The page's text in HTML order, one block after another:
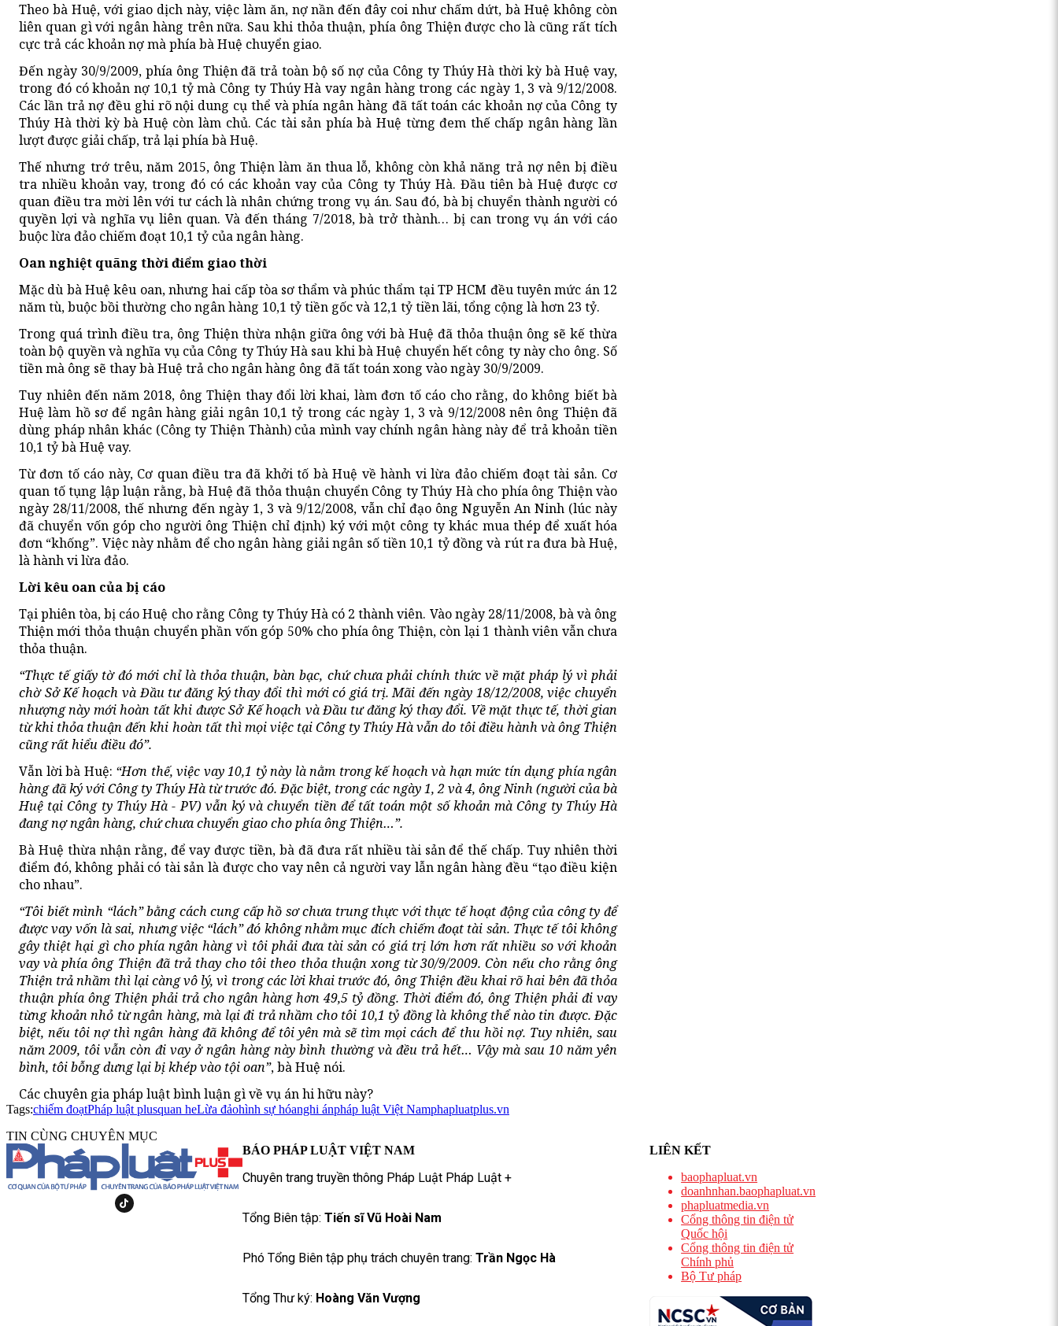
Theo bà Huệ, với giao dịch này, việc làm ăn, nợ nần đến đây coi như chấm dứt, bà Huệ không còn
liên quan gì với ngân hàng trên nữa. Sau khi thỏa thuận, phía ông Thiện được cho là cũng rất tích
cực trả các khoản nợ mà phía bà Huệ chuyển giao.
Đến ngày 30/9/2009, phía ông Thiện đã trả toàn bộ số nợ của Công ty Thúy Hà thời kỳ bà Huệ vay,
trong đó có khoản nợ 10,1 tỷ mà Công ty Thúy Hà vay ngân hàng trong các ngày 1, 3 và 9/12/2008.
Các lần trả nợ đều ghi rõ nội dung cụ thể và phía ngân hàng đã tất toán các khoản nợ của Công ty
Thúy Hà thời kỳ bà Huệ còn làm chủ. Các tài sản phía bà Huệ từng đem thế chấp ngân hàng lần
lượt được giải chấp, trả lại phía bà Huệ.
Thế nhưng trớ trêu, năm 2015, ông Thiện làm ăn thua lỗ, không còn khả năng trả nợ nên bị điều
tra nhiều khoản vay, trong đó có các khoản vay của Công ty Thúy Hà. Đầu tiên bà Huệ được cơ
quan điều tra mời lên với tư cách là nhân chứng trong vụ án. Sau đó, bà bị chuyển thành người có
quyền lợi và nghĩa vụ liên quan. Và đến tháng 7/2018, bà trở thành… bị can trong vụ án với cáo
buộc lừa đảo chiếm đoạt 10,1 tỷ của ngân hàng.
Oan nghiệt quãng thời điểm giao thời
Mặc dù bà Huệ kêu oan, nhưng hai cấp tòa sơ thẩm và phúc thẩm tại TP HCM đều tuyên mức án 12
năm tù, buộc bồi thường cho ngân hàng 10,1 tỷ tiền gốc và 12,1 tỷ tiền lãi, tổng cộng là hơn 23 tỷ.
Trong quá trình điều tra, ông Thiện thừa nhận giữa ông với bà Huệ đã thỏa thuận ông sẽ kế thừa
toàn bộ quyền và nghĩa vụ của Công ty Thúy Hà sau khi bà Huệ chuyển hết công ty này cho ông. Số
tiền mà ông sẽ thay bà Huệ trả cho ngân hàng ông đã tất toán xong vào ngày 30/9/2009.
Tuy nhiên đến năm 2018, ông Thiện thay đổi lời khai, làm đơn tố cáo cho rằng, do không biết bà
Huệ làm hồ sơ để ngân hàng giải ngân 10,1 tỷ trong các ngày 1, 3 và 9/12/2008 nên ông Thiện đã
dùng pháp nhân khác (Công ty Thiện Thành) của mình vay chính ngân hàng này để trả khoản tiền
10,1 tỷ bà Huệ vay.
Từ đơn tố cáo này, Cơ quan điều tra đã khởi tố bà Huệ về hành vi lừa đảo chiếm đoạt tài sản. Cơ
quan tố tụng lập luận rằng, bà Huệ đã thỏa thuận chuyển Công ty Thúy Hà cho phía ông Thiện vào
ngày 28/11/2008, thế nhưng đến ngày 1, 3 và 9/12/2008, vẫn chỉ đạo ông Nguyễn An Ninh (lúc này
đã chuyển vốn góp cho người ông Thiện chỉ định) ký với một công ty khác mua thép để xuất hóa
đơn “khống”. Việc này nhằm để cho ngân hàng giải ngân số tiền 10,1 tỷ đồng và rút ra đưa bà Huệ,
là hành vi lừa đảo.
Lời kêu oan của bị cáo
Tại phiên tòa, bị cáo Huệ cho rằng Công ty Thúy Hà có 2 thành viên. Vào ngày 28/11/2008, bà và ông
Thiện mới thỏa thuận chuyển phần vốn góp 50% cho phía ông Thiện, còn lại 1 thành viên vẫn chưa
thỏa thuận.
“Thực tế giấy tờ đó mới chỉ là thỏa thuận, bàn bạc, chứ chưa phải chính thức về mặt pháp lý vì phải
chờ Sở Kế hoạch và Đầu tư đăng ký thay đổi thì mới có giá trị. Mãi đến ngày 18/12/2008, việc chuyển
nhượng này mới hoàn tất khi được Sở Kế hoạch và Đầu tư đăng ký thay đổi. Về mặt thực tế, thời gian
từ khi thỏa thuận đến khi hoàn tất thì mọi việc tại Công ty Thúy Hà vẫn do tôi điều hành và ông Thiện
cũng rất hiểu điều đó”.
Vẫn lời bà Huệ: “Hơn thế, việc vay 10,1 tỷ này là nằm trong kế hoạch và hạn mức tín dụng phía ngân
hàng đã ký với Công ty Thúy Hà từ trước đó. Đặc biệt, trong các ngày 1, 2 và 4, ông Ninh (người của bà
Huệ tại Công ty Thúy Hà - PV) vẫn ký và chuyển tiền để tất toán một số khoản mà Công ty Thúy Hà
đang nợ ngân hàng, chứ chưa chuyển giao cho phía ông Thiện…”.
Bà Huệ thừa nhận rằng, để vay được tiền, bà đã đưa rất nhiều tài sản để thế chấp. Tuy nhiên thời
điểm đó, không phải có tài sản là được cho vay nên cả người vay lẫn ngân hàng đều “tạo điều kiện
cho nhau”.
“Tôi biết mình “lách” bằng cách cung cấp hồ sơ chưa trung thực với thực tế hoạt động của công ty để
được vay vốn là sai, nhưng việc “lách” đó không nhằm mục đích chiếm đoạt tài sản. Thực tế tôi không
gây thiệt hại gì cho phía ngân hàng vì tôi phải đưa tài sản có giá trị lớn hơn rất nhiều so với khoản
vay và phía ông Thiện đã trả thay cho tôi theo thỏa thuận xong từ 30/9/2009. Còn nếu cho rằng ông
Thiện trả nhầm thì lại càng vô lý, vì trong các lời khai trước đó, ông Thiện đều khai rõ hai bên đã thỏa
thuận phía ông Thiện phải trả cho ngân hàng hơn 49,5 tỷ đồng. Thời điểm đó, ông Thiện phải đi vay
từng khoản nhỏ từ ngân hàng, mà lại đi trả nhầm cho tôi 10,1 tỷ đồng là không thể nào tin được. Đặc
biệt, nếu tôi nợ thì ngân hàng đã không để tôi yên mà sẽ tìm mọi cách để thu hồi nợ. Tuy nhiên, sau
năm 2009, tôi vẫn còn đi vay ở ngân hàng này bình thường và đều trả hết… Vậy mà sau 10 năm yên
bình, tôi bỗng dưng lại bị khép vào tội oan”, bà Huệ nói.
Các chuyên gia pháp luật bình luận gì về vụ án hi hữu này?
Tags:chiếm đoạtPháp luật plusquan heLừa đảohình sự hóanghi ánpháp luật Việt Namphapluatplus.vn
TIN CÙNG CHUYÊN MỤC
BÁO PHÁP LUẬT VIỆT NAM
Chuyên trang truyền thông Pháp Luật Pháp Luật +
Tổng Biên tập: Tiến sĩ Vũ Hoài Nam
Phó Tổng Biên tập phụ trách chuyên trang: Trần Ngọc Hà
Tổng Thư ký: Hoàng Văn Vượng
LIÊN KẾT
baophapluat.vn
doanhnhan.baophapluat.vn
phapluatmedia.vn
Cổng thông tin điện tử
Quốc hội
Cổng thông tin điện tử
Chính phủ
Bộ Tư pháp